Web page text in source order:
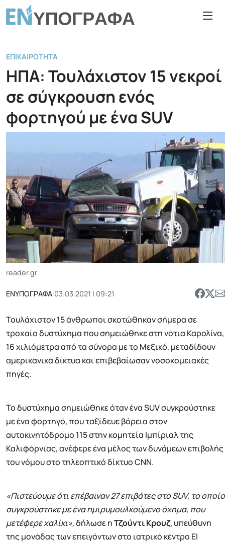
ΕΠΙΚΑΙΡΌΤΗΤΑ
ΗΠΑ: Τουλάχιστον 15 νεκροί
σε σύγκρουση ενός
φορτηγού με ένα SUV
reader.gr
ΕΝΥΠΟΓΡΑΦΑ|03.03.2021 | 09:21
Τουλάχιστον 15 άνθρωποι σκοτώθηκαν σήμερα σε
τροχαίο δυστύχημα που σημειώθηκε στη νότια Καρολίνα,
16 χιλιόμετρα από τα σύνορα με το Μεξικό, μεταδίδουν
αμερικανικά δίκτυα και επιβεβαίωσαν νοσοκομειακές
πηγές.
Το δυστύχημα σημειώθηκε όταν ένα SUV συγκρούστηκε
με ένα φορτηγό, που ταξίδευε βόρεια στον
αυτοκινητόδρομο 115 στην κομητεία Ιμπίριαλ της
Καλιφόρνιας, ανέφερε ένα μέλος των δυνάμεων επιβολής
του νόμου στο τηλεοπτικό δίκτυο CNN.
«Πιστεύουμε ότι επέβαιναν 27 επιβάτες στο SUV, το οποίο
συγκρούστηκε με ένα ημιρυμουλκούμενο όχημα, που
μετέφερε χαλίκι»,δήλωσε ηΤζούντι Κρουζ, υπεύθυνη
της μονάδας των επειγόντων στο ιατρικό κέντρο El